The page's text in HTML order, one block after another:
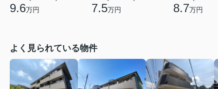
9.6万円 7.5万円 8.7万円
よく見られている物件